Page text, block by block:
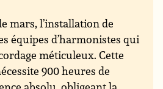
mars, l’installation de
équipes d’harmonistes qui
méticuleux. Cette
900 heures de